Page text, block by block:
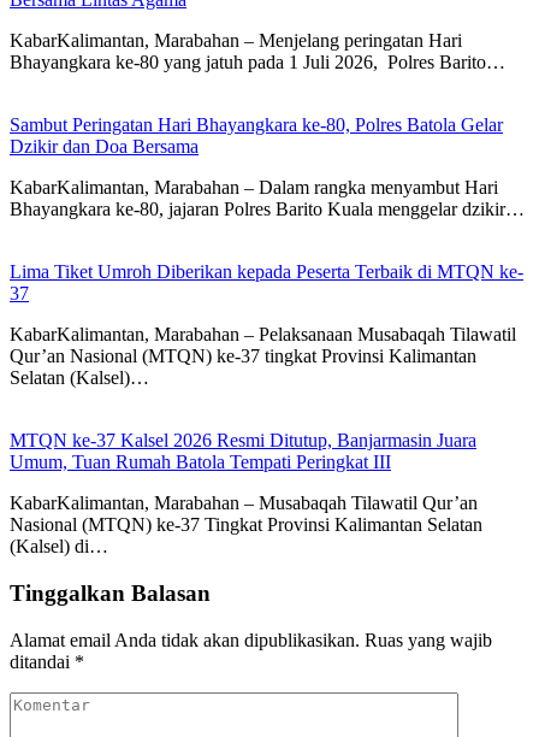
KabarKalimantan, Marabahan – ​Menjelang peringatan Hari
Bhayangkara ke-80 yang jatuh pada 1 Juli 2026, Polres Barito…
Sambut Peringatan Hari Bhayangkara ke-80, Polres Batola Gelar
Dzikir dan Doa Bersama
KabarKalimantan, Marabahan – Dalam rangka menyambut Hari
Bhayangkara ke-80, jajaran Polres Barito Kuala menggelar dzikir…
Lima Tiket Umroh Diberikan kepada Peserta Terbaik di MTQN ke-
37
KabarKalimantan, Marabahan – Pelaksanaan Musabaqah Tilawatil
Qur’an Nasional (MTQN) ke-37 tingkat Provinsi Kalimantan
Selatan (Kalsel)…
MTQN ke-37 Kalsel 2026 Resmi Ditutup, Banjarmasin Juara
Umum, Tuan Rumah Batola Tempati Peringkat III
KabarKalimantan, Marabahan – Musabaqah Tilawatil Qur’an
Nasional (MTQN) ke-37 Tingkat Provinsi Kalimantan Selatan
(Kalsel) di…
Tinggalkan Balasan
Alamat email Anda tidak akan dipublikasikan. Ruas yang wajib
ditandai *